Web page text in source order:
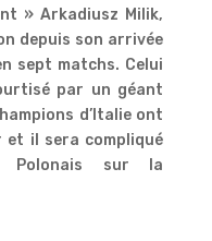
» Arkadiusz Milik,
depuis son arrivée
sept matchs. Celui
par un géant
d’Italie ont
il sera compliqué
Polonais sur la